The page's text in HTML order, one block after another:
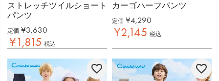
ストレッチツイルショート
パンツ
定価 ¥3,630
¥1,815 税込
カーゴハーフパンツ
定価 ¥4,290
¥2,145 税込